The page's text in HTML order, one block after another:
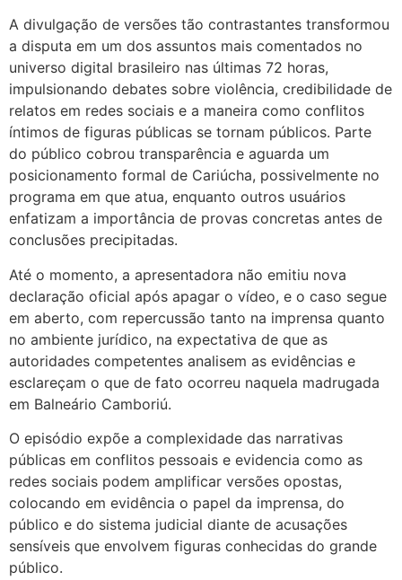
A divulgação de versões tão contrastantes transformou
a disputa em um dos assuntos mais comentados no
universo digital brasileiro nas últimas 72 horas,
impulsionando debates sobre violência, credibilidade de
relatos em redes sociais e a maneira como conflitos
íntimos de figuras públicas se tornam públicos. Parte
do público cobrou transparência e aguarda um
posicionamento formal de Cariúcha, possivelmente no
programa em que atua, enquanto outros usuários
enfatizam a importância de provas concretas antes de
conclusões precipitadas.
Até o momento, a apresentadora não emitiu nova
declaração oficial após apagar o vídeo, e o caso segue
em aberto, com repercussão tanto na imprensa quanto
no ambiente jurídico, na expectativa de que as
autoridades competentes analisem as evidências e
esclareçam o que de fato ocorreu naquela madrugada
em Balneário Camboriú.
O episódio expõe a complexidade das narrativas
públicas em conflitos pessoais e evidencia como as
redes sociais podem amplificar versões opostas,
colocando em evidência o papel da imprensa, do
público e do sistema judicial diante de acusações
sensíveis que envolvem figuras conhecidas do grande
público.